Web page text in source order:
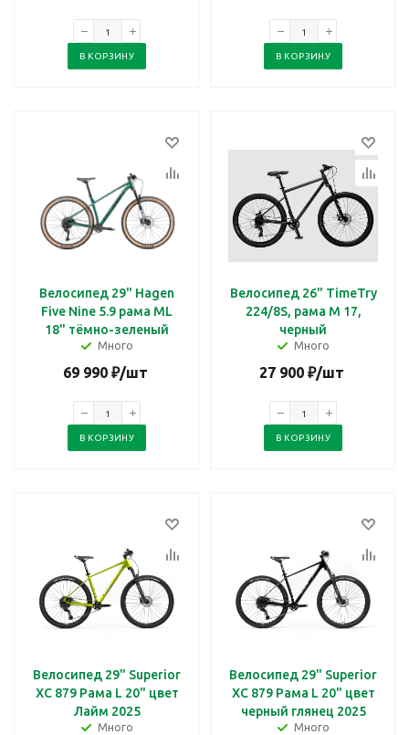
В КОРЗИНУ В КОРЗИНУ
Велосипед 29" Hagen
Five Nine 5.9 рама ML
18" тёмно-зеленый
Много
69 990₽/шт
В КОРЗИНУ
Велосипед 26" TimeTry
224/8S, рама M 17,
черный
Много
27 900₽/шт
В КОРЗИНУ
Велосипед 29" Superior
XC 879 Рама L 20" цвет
Лайм 2025
Много
Велосипед 29" Superior
XC 879 Рама L 20" цвет
черный глянец 2025
Много